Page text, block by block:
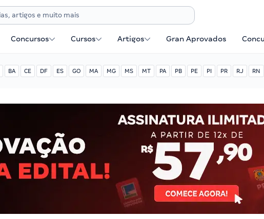
Concursos Cursos Artigos Gran Aprovados
BA CE DF ES GO MA MG MS MT PA PB PE PI PR RJ RN